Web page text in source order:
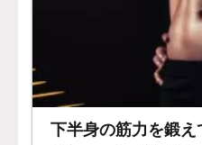
下半身の筋力を鍛